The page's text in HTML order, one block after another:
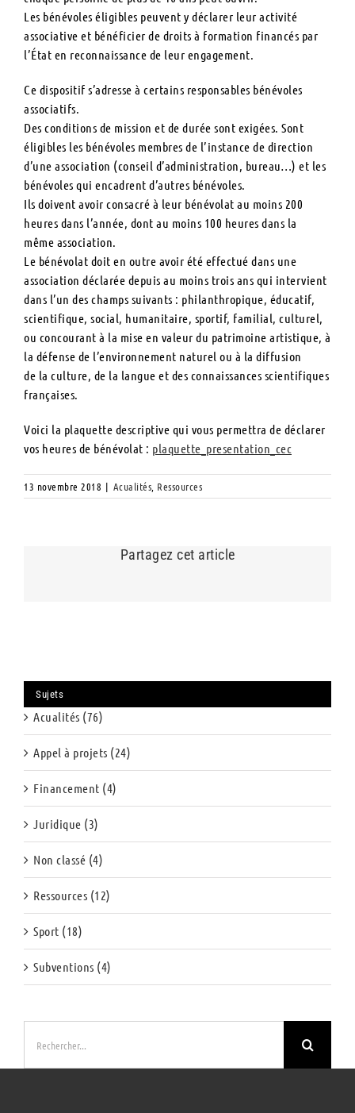
Les bénévoles éligibles peuvent y déclarer leur activité
associative et bénéficier de droits à formation financés par
l’État en reconnaissance de leur engagement.
Ce dispositif s’adresse à certains responsables bénévoles
associatifs.
Des conditions de mission et de durée sont exigées. Sont
éligibles les bénévoles membres de l’instance de direction
d’une association (conseil d’administration, bureau…) et les
bénévoles qui encadrent d’autres bénévoles.
Ils doivent avoir consacré à leur bénévolat au moins 200
heures dans l’année, dont au moins 100 heures dans la
même association.
Le bénévolat doit en outre avoir été effectué dans une
association déclarée depuis au moins trois ans qui intervient
dans l’un des champs suivants : philanthropique, éducatif,
scientifique, social, humanitaire, sportif, familial, culturel,
ou concourant à la mise en valeur du patrimoine artistique, à
la défense de l’environnement naturel ou à la diffusion
de la culture, de la langue et des connaissances scientifiques
françaises.
Voici la plaquette descriptive qui vous permettra de déclarer
vos heures de bénévolat : plaquette_presentation_cec
13 novembre 2018 | Acualités Ressources
Partagez cet article
Sujets
Acualités (76)
Appel à projets (24)
Financement (4)
Juridique (3)
Non classé (4)
Ressources (12)
Sport (18)
Subventions (4)